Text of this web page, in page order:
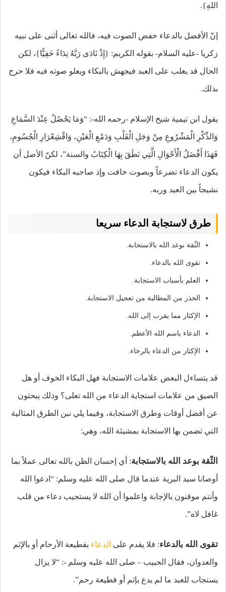
اللهِ}.
إنّ الأفضل بالدعاء خفض الصوت فيه، فالله تعالى أثنى على نبيه
زكريا -عليه السلام- بقوله الكريم: {إِذْ نَادَى رَبَّهُ نِدَاءً خَفِيًّا}، لكن
الحال قد يغلب على العبد فيجهش بالبكاء ويعلو صوته فيه فلا حرج
بذلك.
يقول ابن تيمية شيخ الإسلام -رحمه الله-: “وَمَا يَحْصُلُ عِنْدَ السَّمَاعِ
وَالذِّكْرِ الْمَشْرُوعِ مِنْ وَجَلِ الْقَلْبِ وَدَمْعِ الْعَيْنِ، وَاقْشِعْرَارِ الْجُسُومِ،
فَهَذَا أَفْضَلُ الْأَحْوَالِ الَّتِي نَطَقَ بِهَا الْكِتَابُ والسنة”، لكنّ الأصل أن
يكون الدعاء تضرعاً وبصوت خافت وإذ صاحبه البكاء فيكون
نشيجاً بين العبد وربه.
طرق لاستجابة الدعاء سريعا
الثّقة بوعد الله بالاستجابة.
تقوى الله بالدعاء.
العلم بأسباب الاستجابة.
الحذر من المطالبة من تعجيل الاستجابة.
الإكثار مما يقرب إلى الله.
الدعاء باسم الله الأعظم.
الإكثار من الدعاء بالرخاء.
قد يتساءل البعض علامات الاستجابة فهل البكاء الخوف أو هل
الضيق من علامات استجابة الدعاء من الله تعلى؟ وذلك يبحثون
عن أفضل أوقات وطرق الاستجابة، وفيما يلي نبن الطرق المثالية
التي تضمن بها الاستجابة بمشيئة الله، وهي:
الثّقة بوعد الله بالاستجابة: أي إحسان الظن بالله تعالى عملاً بما
أوصانا سيد البرية عندما قال صلى الله عليه وسلم: “ادعوا الله
وأنتم موقنون بالإجابة واعلموا أن الله لا يستجيب دعاء من قلب
غافل لاه”.
تقوى الله بالدعاء: فلا يقدم على الدعاء بقطيعة الأرحام أو بالإثم
والعدوان، فقال الحبيب – صلى الله عليه وسلم -: “لا يزال
يستجاب للعبد ما لم يدع بإثم أو قطيعة رحم”.